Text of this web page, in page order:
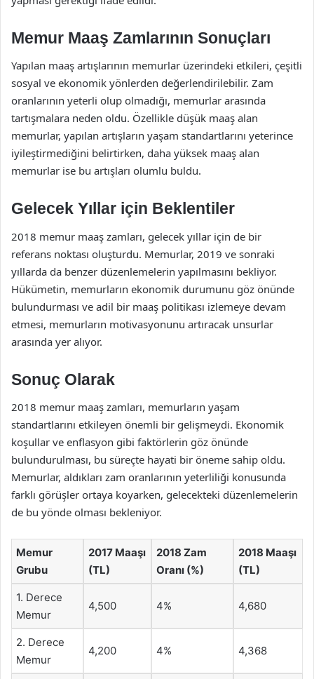
Memur Maaş Zamlarının Sonuçları
Yapılan maaş artışlarının memurlar üzerindeki etkileri, çeşitli
sosyal ve ekonomik yönlerden değerlendirilebilir. Zam
oranlarının yeterli olup olmadığı, memurlar arasında
tartışmalara neden oldu. Özellikle düşük maaş alan
memurlar, yapılan artışların yaşam standartlarını yeterince
iyileştirmediğini belirtirken, daha yüksek maaş alan
memurlar ise bu artışları olumlu buldu.
Gelecek Yıllar için Beklentiler
2018 memur maaş zamları, gelecek yıllar için de bir
referans noktası oluşturdu. Memurlar, 2019 ve sonraki
yıllarda da benzer düzenlemelerin yapılmasını bekliyor.
Hükümetin, memurların ekonomik durumunu göz önünde
bulundurması ve adil bir maaş politikası izlemeye devam
etmesi, memurların motivasyonunu artıracak unsurlar
arasında yer alıyor.
Sonuç Olarak
2018 memur maaş zamları, memurların yaşam
standartlarını etkileyen önemli bir gelişmeydi. Ekonomik
koşullar ve enflasyon gibi faktörlerin göz önünde
bulundurulması, bu süreçte hayati bir öneme sahip oldu.
Memurlar, aldıkları zam oranlarının yeterliliği konusunda
farklı görüşler ortaya koyarken, gelecekteki düzenlemelerin
de bu yönde olması bekleniyor.
Memur
Grubu
2017 Maaşı
(TL)
2018 Zam
Oranı (%)
2018 Maaşı
(TL)
1. Derece
Memur
4,500 4% 4,680
2. Derece
Memur
4,200 4% 4,368